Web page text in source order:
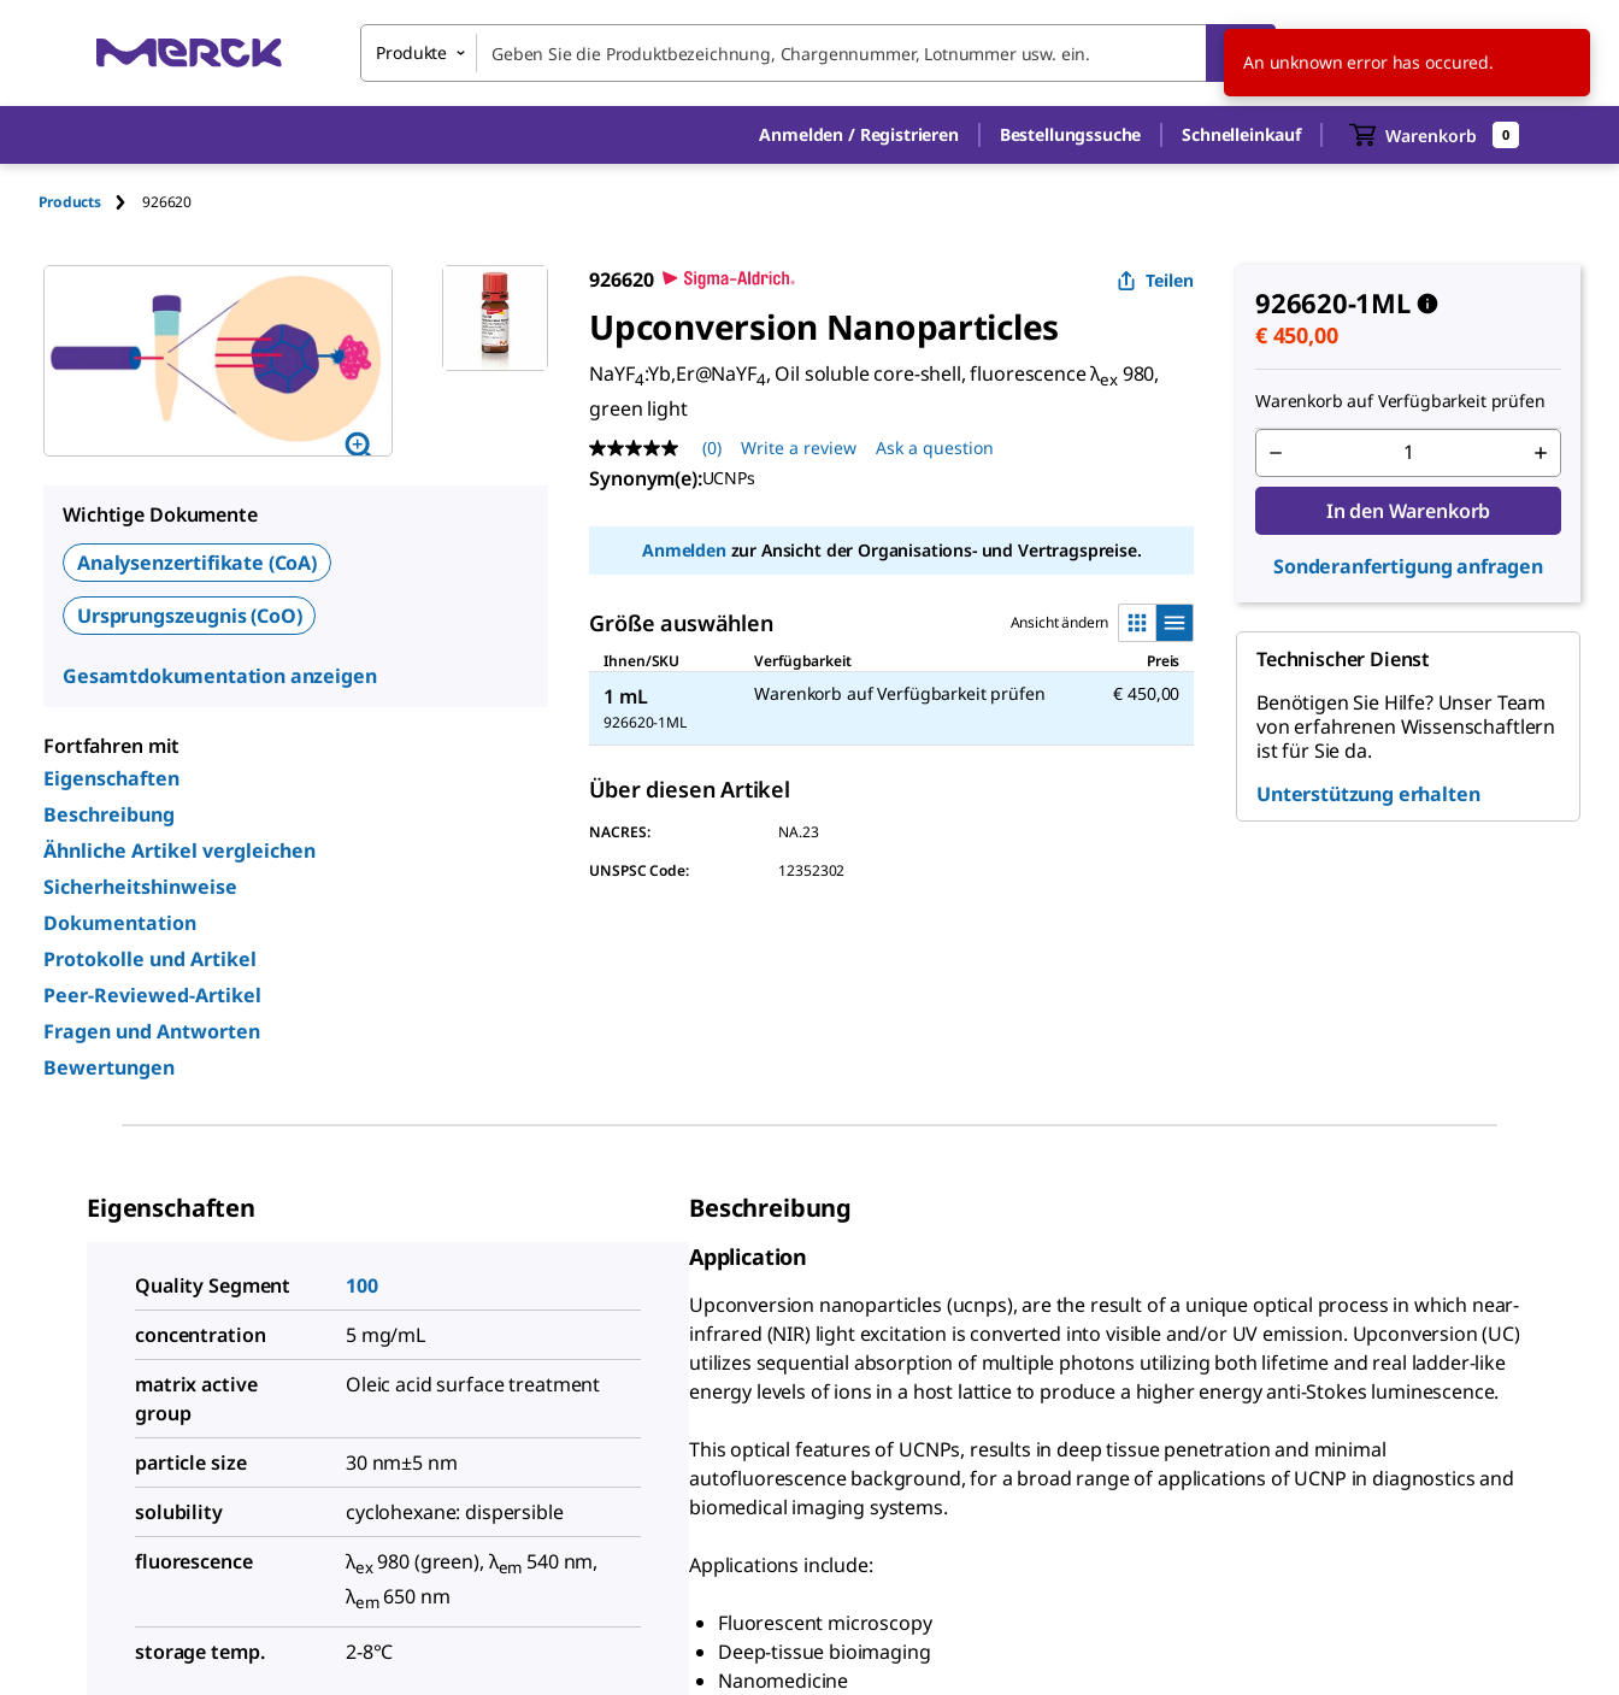
Produkte DE
Anmelden / Registrieren Bestellungssuche Schnelleinkauf Warenkorb 0
Products 926620
Wichtige Dokumente
Analysenzertifikate (CoA)
Ursprungszeugnis (CoO)
Gesamtdokumentation anzeigen
Fortfahren mit
Eigenschaften
Beschreibung
Ähnliche Artikel vergleichen
Sicherheitshinweise
Dokumentation
Protokolle und Artikel
Peer-Reviewed-Artikel
Fragen und Antworten
Bewertungen
926620 Teilen
Upconversion Nanoparticles
NaYF4:Yb,Er@NaYF4, Oil soluble core-shell, fluorescence λex980,
green light
No
rating
value
page
(0) Write a review Ask a question
Synonym(e):UCNPs
Anmeldenzur Ansicht der Organisations- und Vertragspreise.
Größe auswählen
Ansicht ändern
Ihnen/SKU
Verfügbarkeit Preis
1 mL
926620-1ML
Warenkorb auf Verfügbarkeit prüfen € 450,00
Über diesen Artikel
NACRES:
NA.23
UNSPSC Code:
12352302
926620-1ML
€ 450,00
Warenkorb auf Verfügbarkeit prüfen
In den Warenkorb
Sonderanfertigung anfragen
Technischer Dienst
Benötigen Sie Hilfe? Unser Team
von erfahrenen Wissenschaftlern
ist für Sie da.
Unterstützung erhalten
Eigenschaften
Quality Segment
100
concentration
5 mg/mL
matrix active
group
Oleic acid surface treatment
particle size
30 nm±5 nm
solubility
cyclohexane: dispersible
fluorescence
λex980 (green), λem 540 nm,
λem650 nm
storage temp. 2-8°C
Beschreibung
Application
Upconversion nanoparticles (ucnps), are the result of a unique optical process in which near-
infrared (NIR) light excitation is converted into visible and/or UV emission. Upconversion (UC)
utilizes sequential absorption of multiple photons utilizing both lifetime and real ladder-like
energy levels of ions in a host lattice to produce a higher energy anti-Stokes luminescence.
This optical features of UCNPs, results in deep tissue penetration and minimal
autofluorescence background, for a broad range of applications of UCNP in diagnostics and
biomedical imaging systems.
Applications include:
Fluorescent microscopy
Deep-tissue bioimaging
Nanomedicine
An unknown error has occured.